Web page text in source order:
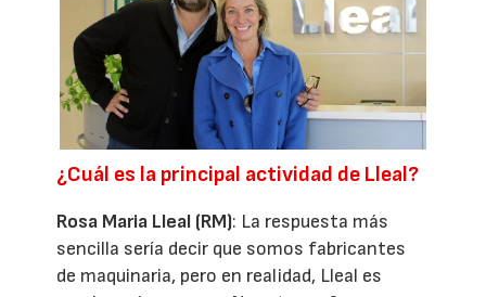
¿Cuál es la principal actividad de Lleal?
Rosa Maria Lleal (RM): La respuesta más
sencilla sería decir que somos fabricantes
de maquinaria, pero en realidad, Lleal es